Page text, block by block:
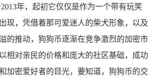
年，起初它仅仅是作为一个带有玩笑
现，凭借着那可爱迷人的柴犬形象，以及
的推动，狗狗币逐渐在竞争激烈的加密市
相对亲民的价格和庞大的社区基础，成功
加密爱好者的目光，要知道，狗狗币的交